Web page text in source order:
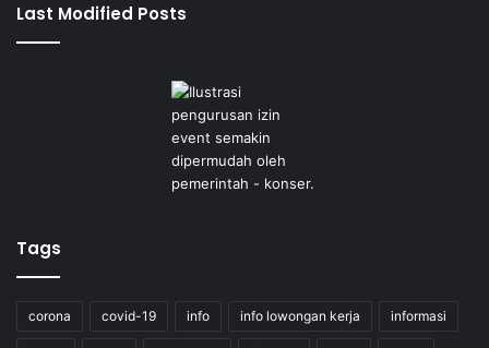
Last Modified Posts
Tags
corona covid-19 info info lowongan kerja informasi